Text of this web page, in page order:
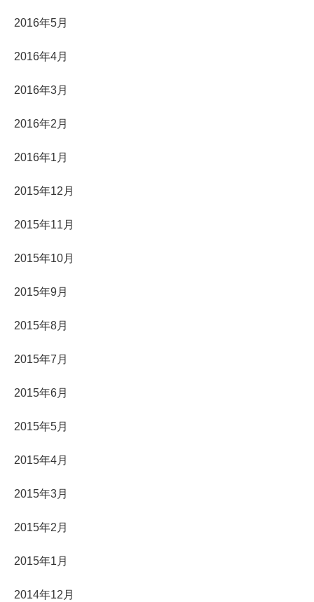
2016年5月
2016年4月
2016年3月
2016年2月
2016年1月
2015年12月
2015年11月
2015年10月
2015年9月
2015年8月
2015年7月
2015年6月
2015年5月
2015年4月
2015年3月
2015年2月
2015年1月
2014年12月